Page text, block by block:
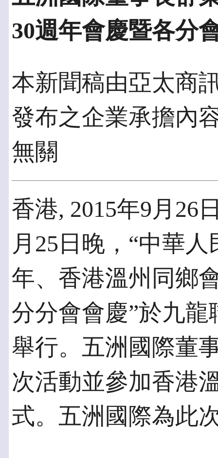
30週年會慶暨各分
本新聞稿由亞太商
發布之企業承擔內
無關
香港, 2015年9月26
月25日晚，“中華
年、香港溫州同鄉
分分會會慶”於九
舉行。五洲國際董
次活動並參加香港
式。五洲國際為此